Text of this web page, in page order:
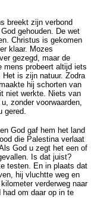
breekt zijn verbond
gehouden. De wet
Christus is gekomen
klaar. Mozes
gezegd, maar de
mens probeert altijd iets
is zijn natuur. Zodra
hij schorten van
niet werkte. Niets van
zonder voorwaarden,
gered.
God gaf hem het land
die Palestina verlaat
God u zegt het een of
Is dat juist?
testen. En in plaats dat
hij vluchtte weg en
verderweg naar
om daar op in te